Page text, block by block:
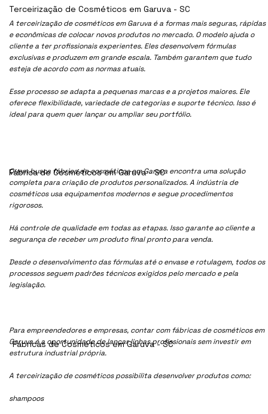
A terceirização de cosméticos em Garuva é a formas mais seguras, rápidas
e econômicas de colocar novos produtos no mercado. O modelo ajuda o
cliente a ter profissionais experientes. Eles desenvolvem fórmulas
exclusivas e produzem em grande escala. Também garantem que tudo
esteja de acordo com as normas atuais.
Esse processo se adapta a pequenas marcas e a projetos maiores. Ele
oferece flexibilidade, variedade de categorias e suporte técnico. Isso é
ideal para quem quer lançar ou ampliar seu portfólio.
Quem busca fábrica de cosméticos em Garuva encontra uma solução
completa para criação de produtos personalizados. A indústria de
cosméticos usa equipamentos modernos e segue procedimentos
rigorosos.
Há controle de qualidade em todas as etapas. Isso garante ao cliente a
segurança de receber um produto final pronto para venda.
Desde o desenvolvimento das fórmulas até o envase e rotulagem, todos os
processos seguem padrões técnicos exigidos pelo mercado e pela
legislação.
Para empreendedores e empresas, contar com fábricas de cosméticos em
Garuva é a oportunidade de lançar linhas profissionais sem investir em
estrutura industrial própria.
A terceirização de cosméticos possibilita desenvolver produtos como:
shampoos
Fábrica de Cosméticos em Garuva - SC
Terceirização de Cosméticos em Garuva - SC
Fábricas de Cosméticos em Garuva - SC